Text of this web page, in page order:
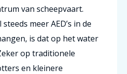
van scheepvaart.
meer AED’s in de
is dat op het water
op traditionele
en kleinere